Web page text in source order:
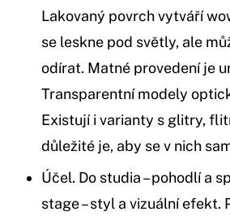
Lakovaný povrch vytváří
se leskne pod světly, ale
odírat. Matné provedení je
Transparentní modely
Existují i varianty s glitry,
důležité je, aby se v nich
Účel. Do studia – pohodlí a
stage – styl a vizuální efekt.